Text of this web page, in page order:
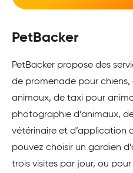
PetBacker
PetBacker propose des
de promenade pour
animaux, de taxi pour
photographie d’animaux,
vétérinaire et d’application
pouvez choisir un gardien
trois visites par jour, ou